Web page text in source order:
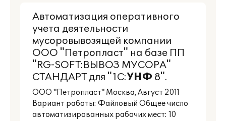
Автоматизация оперативного
учета деятельности
мусоровывозящей компании
ООО "Петропласт" на базе ПП
"RG-SOFT:ВЫВОЗ МУСОРА"
СТАНДАРТ для "1С:УНФ 8".
ООО "Петропласт" Москва, Август 2011
Вариант работы: Файловый Общее число
автоматизированных рабочих мест: 10